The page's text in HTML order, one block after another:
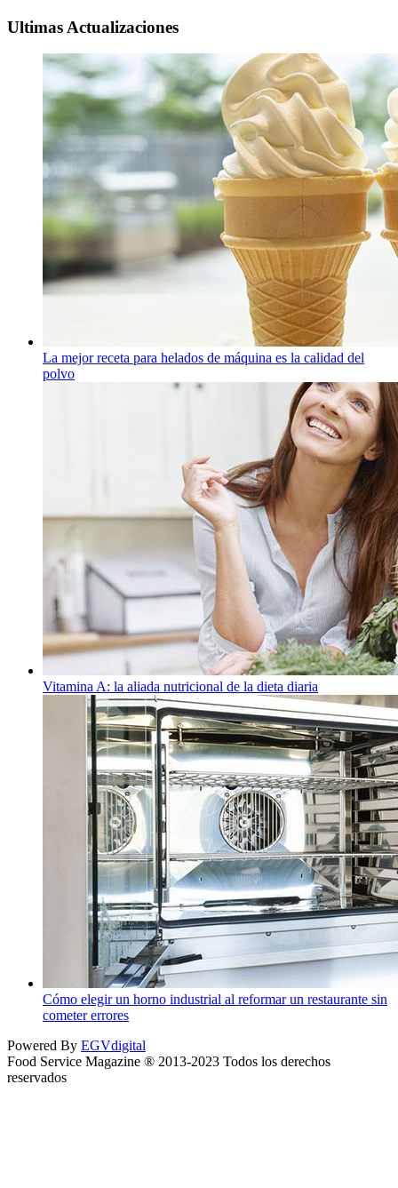
Ultimas Actualizaciones
La mejor receta para helados de máquina es la calidad del
polvo
Vitamina A: la aliada nutricional de la dieta diaria
Cómo elegir un horno industrial al reformar un restaurante sin
cometer errores
Powered By EGVdigital
Food Service Magazine ® 2013-2023 Todos los derechos
reservados